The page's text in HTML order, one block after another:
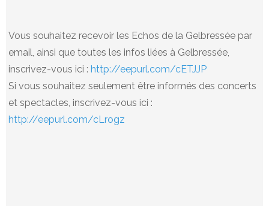
Vous souhaitez recevoir les Echos de la Gelbressée par
email, ainsi que toutes les infos liées à Gelbressée,
inscrivez-vous ici : http://eepurl.com/cETJJP
Si vous souhaitez seulement être informés des concerts
et spectacles, inscrivez-vous ici :
http://eepurl.com/cLrogz